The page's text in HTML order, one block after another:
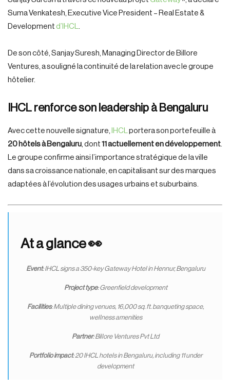
Suma Venkatesh, Executive Vice President – Real Estate &
Development d’IHCL
De son côté, Sanjay Suresh, Managing Director de Billore
Ventures, a souligné la continuité de la relation avec le groupe
hôtelier.
IHCL renforce son leadership à Bengaluru
Avec cette nouvelle signature, IHCL
portera son portefeuille à
20 hôtels à Bengaluru , dont 11 actuellement en développement
Le groupe confirme ainsi l’importance stratégique de la ville
dans sa croissance nationale, en capitalisant sur des marques
adaptées à l’évolution des usages urbains et suburbains.
At a glance 👀
Event: IHCL signs a 350-key Gateway Hotel in Hennur, Bengaluru
Project type: Greenfield development
Facilities: Multiple dining venues, 16,000 sq. ft. banqueting space,
wellness amenities
Partner: Billore Ventures Pvt Ltd
Portfolio impact: 20 IHCL hotels in Bengaluru, including 11 under
development